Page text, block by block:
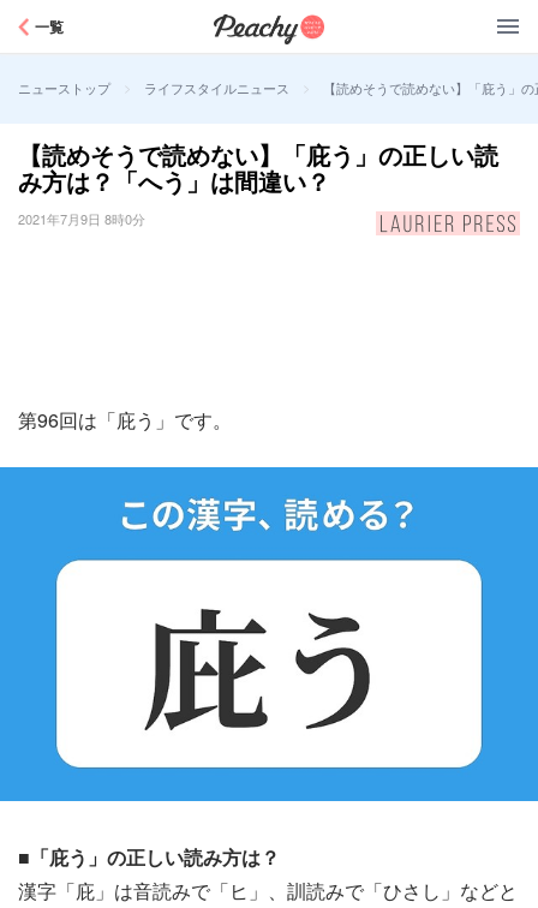
一覧
ニューストップ > ライフスタイルニュース > 【読めそうで読めない】「庇う」
【読めそうで読めない】「庇う」の正しい読
み方は？「へう」は間違い？
2021年7月9日 8時0分
第96回は「庇う」です。
■「庇う」の正しい読み方は？
漢字「庇」は音読みで「ヒ」、訓読みで「ひさし」などと